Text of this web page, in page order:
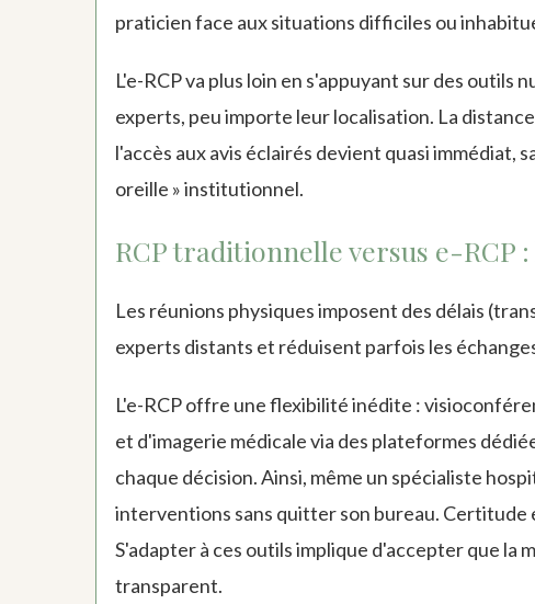
praticien face aux situations difficiles ou
L'e-RCP va plus loin en s'appuyant sur des
experts, peu importe leur localisation. La
l'accès aux avis éclairés devient quasi immédiat,
oreille » institutionnel.
RCP traditionnelle versus e-RCP
Les réunions physiques imposent des délais
experts distants et réduisent parfois les
L'e-RCP offre une flexibilité inédite :
et d'imagerie médicale via des plateformes
chaque décision. Ainsi, même un spécialiste
interventions sans quitter son bureau.
S'adapter à ces outils implique d'accepter que la
transparent.